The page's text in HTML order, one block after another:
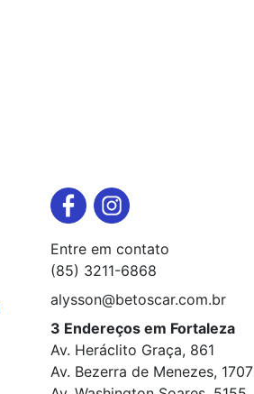
Entre em contato
(85) 3211-6868
alysson@betoscar.com.br
3 Endereços em Fortaleza
Av. Heráclito Graça, 861
Av. Bezerra de Menezes, 1707